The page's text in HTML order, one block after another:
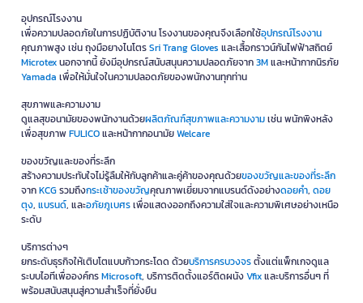
เตอร์หรือหัวแปลงเพิ่มเติม
เงื่อนไขการรับประกัน:ตรวจสอบว่าเป็นการรับประกันจากผู้ผลิต ผู้จัด
จำหน่าย หรือร้านค้า และเริ่มนับจากวันที่ใด
วิธีเลือกอุปกรณ์จัดเก็บข้อมูลและดูแลข้อมูลให้
ปลอดภัย
เลือกความจุตามปริมาณไฟล์:เอกสารทั่วไปใช้พื้นที่ไม่มาก แต่ภาพ
เลือกความเร็วตามลักษณะงาน:
ไฟล์รวดเร็ว ส่วนฮาร์ดดิสก์เหมาะกับการสำรองข้อมูลปริมาณมากใน
ต้นทุนต่อความจุที่ต่ำกว่า
สำรองข้อมูลมากกว่าหนึ่งแห่ง:ไม่ควรเก็บไฟล์สำคัญไว้ในอุปกรณ์
ใช้ระบบป้องกันการเข้าถึง:
ตั้งรหัสผ่าน เข้ารหัสข้อมูล และกำหนด
สิทธิ์การใช้งานสำหรับไฟล์ที่มีข้อมูลสำคัญ
ถอดอุปกรณ์อย่างถูกวิธี:ควรสั่ง Eject ก่อนถอดแฟลชไดรฟ์หรือ
ฮาร์ดดิสก์ภายนอก เพื่อลดความเสี่ยงที่ไฟล์จะเสียหาย
อุปกรณ์โรงงาน
เพื่อความปลอดภัยในการปฏิบัติงาน โรงงานของคุณจึงเลือกใช้อุปกรณ์โรงงาน
คุณภาพสูง เช่น ถุงมือยางไนโตรSri Trang Gloves และเสื้อกราวน์กันไฟฟ้าสถิตย์
Microtexนอกจากนี้ ยังมีอุปกรณ์สนับสนุนความปลอดภัยจาก3Mและหน้ากากนิรภัย
Yamada เพื่อให้มั่นใจในความปลอดภัยของพนักงานทุกท่าน
สุขภาพและความงาม
ดูแลสุขอนามัยของพนักงานด้วยผลิตภัณฑ์สุขภาพและความงามเช่น พนักพิงหลัง
เพื่อสุขภาพFULICOและหน้ากากอนามัยWelcare
ของขวัญและของที่ระลึก
สร้างความประทับใจไม่รู้ลืมให้กับลูกค้าและคู่ค้าของคุณด้วยของขวัญและของที่ระลึก
จากKCGรวมถึงกระเช้าของขวัญคุณภาพเยี่ยมจากแบรนด์ดังอย่างดอยคำ, ดอย
ตุง, แบรนด์, และอภัยภูเบศรเพื่อแสดงออกถึงความใส่ใจและความพิเศษอย่างเหนือ
ระดับ
บริการต่างๆ
ยกระดับธุรกิจให้เติบโตแบบก้าวกระโดด ด้วยบริการครบวงจรตั้งแต่แพ็กเกจดูแล
ระบบไอทีเพื่อองค์กรMicrosoft, บริการติดตั้งแอร์ติดผนังVfixและบริการอื่นๆ ที่
พร้อมสนับสนุนสู่ความสำเร็จที่ยั่งยืน